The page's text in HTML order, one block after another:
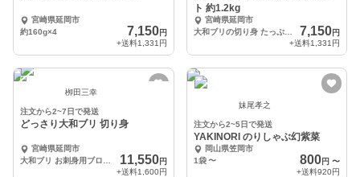
宮崎県延岡市
約160g×4
7,150円
+送料1,331円
ト 約1.2kg
宮崎県延岡市
大和ブリの切り身 たっぷりセット[約1.2kg]
7,150円
+送料1,331円
栁田三幸
注文から2~7日で発送
どっさり大和ブリ 切り身
宮崎県延岡市
11,550円
+送料1,600円
妹尾孝之
注文から2~5日で発送
YAKINORI のりしゃぶ幻紫菜
岡山県笠岡市
1袋 〜 800円 〜
+送料920円